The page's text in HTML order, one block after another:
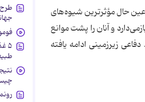
حال مؤثرترین شیوه‌های
و آنان را پشت موانع
زیرزمینی ادامه یافته
۵